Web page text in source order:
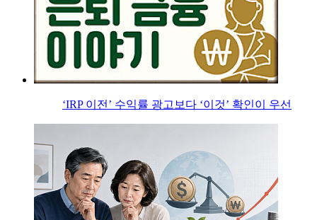
‘IRP 이전’ 수익률 광고보다 ‘이것’ 확인이 우선